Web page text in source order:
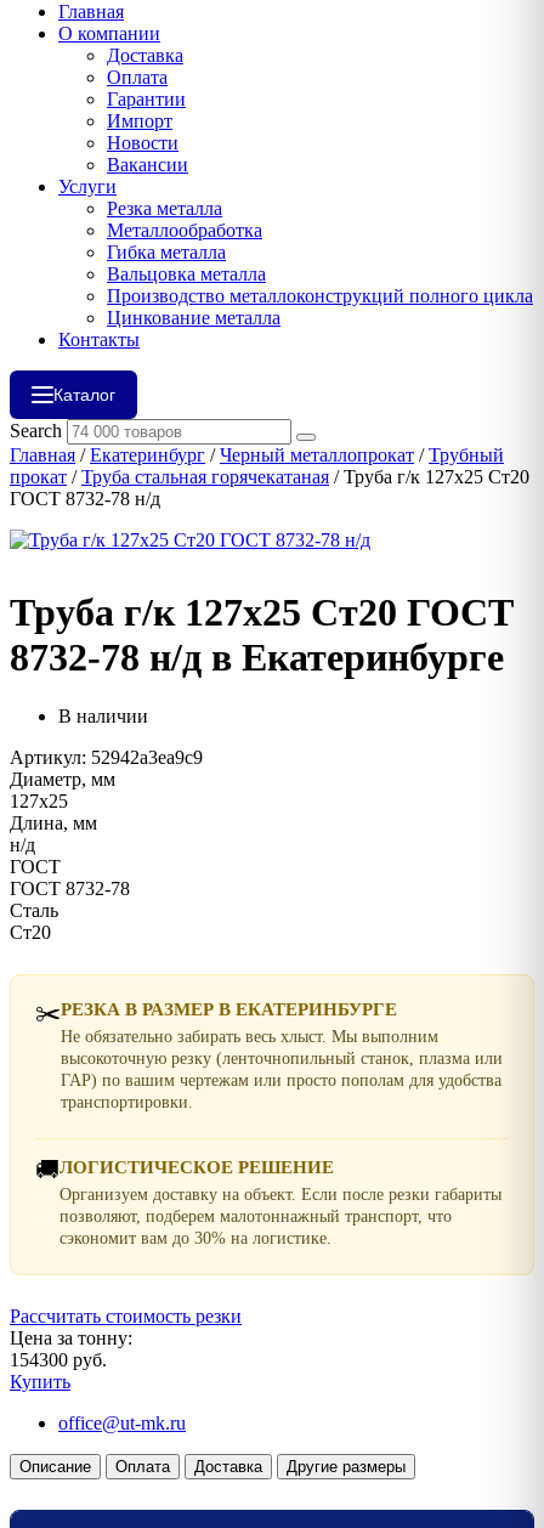
Главная
О компании
Доставка
Оплата
Гарантии
Импорт
Новости
Вакансии
Услуги
Резка металла
Металлообработка
Гибка металла
Вальцовка металла
Производство металлоконструкций полного цикла
Цинкование металла
Контакты
Каталог
Search
Главная /Екатеринбург /Черный металлопрокат /Трубный
прокат /Труба стальная горячекатаная / Труба г/к 127х25 Ст20
ГОСТ 8732-78 н/д
Труба г/к 127х25 Ст20 ГОСТ
8732-78 н/д в Екатеринбурге
В наличии
Артикул: 52942a3ea9c9
Диаметр, мм
127х25
Длина, мм
н/д
ГОСТ
ГОСТ 8732-78
Сталь
Ст20
✂️РЕЗКА В РАЗМЕР В ЕКАТЕРИНБУРГЕ
Не обязательно забирать весь хлыст. Мы выполним
высокоточную резку (ленточнопильный станок, плазма или
ГАР) по вашим чертежам или просто пополам для удобства
транспортировки.
🚚ЛОГИСТИЧЕСКОЕ РЕШЕНИЕ
Организуем доставку на объект. Если после резки габариты
позволяют, подберем малотоннажный транспорт, что
сэкономит вам до 30% на логистике.
Рассчитать стоимость резки
Цена за тонну:
154300 руб.
Купить
office@ut-mk.ru
Описание Оплата Доставка Другие размеры